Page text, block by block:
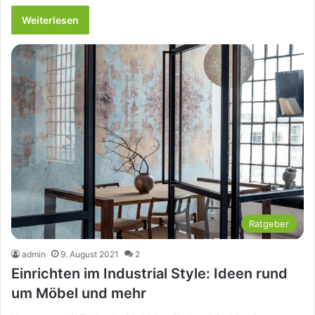
Weiterlesen
Ratgeber
admin 9. August 2021 2
Einrichten im Industrial Style: Ideen rund
um Möbel und mehr